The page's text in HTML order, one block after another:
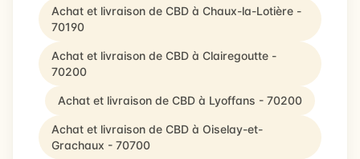
Achat et livraison de CBD à Chaux-la-Lotière -
70190
Achat et livraison de CBD à Clairegoutte -
70200
Achat et livraison de CBD à Lyoffans - 70200
Achat et livraison de CBD à Oiselay-et-
Grachaux - 70700